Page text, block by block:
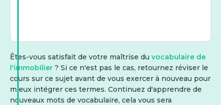
Êtes-vous satisfait de votre maîtrise du vocabulaire de
l'immobilier ? Si ce n'est pas le cas, retournez réviser le
cours sur ce sujet avant de vous exercer à nouveau pour
mieux intégrer ces termes. Continuez d'apprendre de
nouveaux mots de vocabulaire, cela vous sera